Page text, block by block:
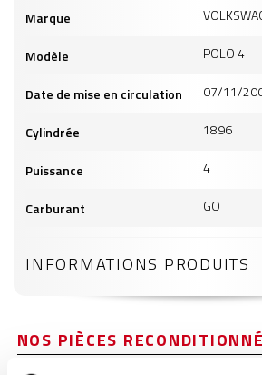
produits
Marque
Modèle POLO 4
Date de mise en circulation 07/11/
Cylindrée 1896
Puissance 4
Carburant GO
INFORMATIONS PRODUITS
NOS PIÈCES